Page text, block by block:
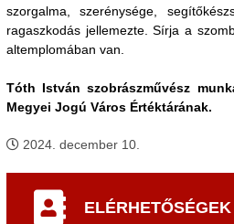
szorgalma, szerénysége,
ragaszkodás jellemezte. Sírja a
altemplomában van.
Tóth István szobrászművész
Megyei Jogú Város Értéktárának.
2024. december 10.
ELÉRHETŐSÉGEK